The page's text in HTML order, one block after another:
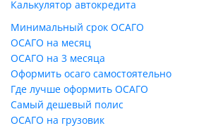
Калькулятор автокредита
Минимальный срок ОСАГО
ОСАГО на месяц
ОСАГО на 3 месяца
Оформить осаго самостоятельно
Где лучше оформить ОСАГО
Самый дешевый полис
ОСАГО на грузовик